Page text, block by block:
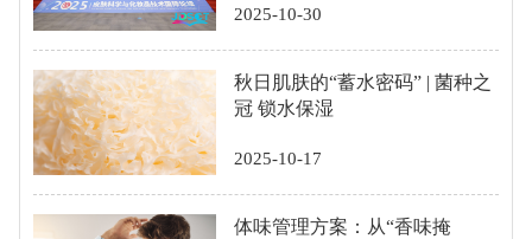
2025-10-30
秋日肌肤的“蓄水密码” | 菌种之
冠 锁水保湿
2025-10-17
体味管理方案：从“香味掩